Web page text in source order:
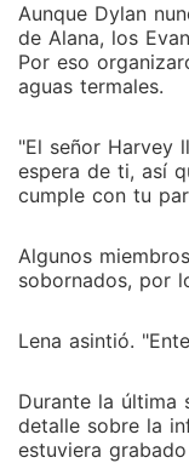
Aunque Dylan
de Alana, los
Por eso
aguas termales.
"El señor Harvey
espera de ti, así
cumple con tu
Algunos
sobornados, por
Lena asintió.
Durante la última
detalle sobre la
estuviera